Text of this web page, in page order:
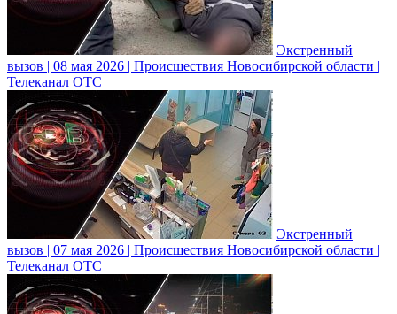
Экстренный
вызов | 08 мая 2026 | Происшествия Новосибирской области |
Телеканал ОТС
Экстренный
вызов | 07 мая 2026 | Происшествия Новосибирской области |
Телеканал ОТС